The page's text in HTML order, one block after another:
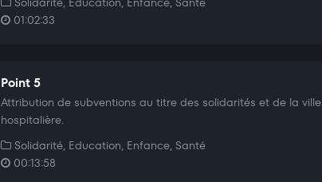
01:02:33
Point 5
Attribution de subventions au titre des solidarités et de la ville
hospitalière.
Solidarité, Education, Enfance, Santé
00:13:58